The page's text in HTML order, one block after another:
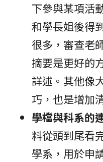
下參與某項活
和學長姐後得
很多，審查老
摘要是更好的
詳述。其他像
巧，也是增加
學檔與科系的
料從頭到尾看
學系，用於申